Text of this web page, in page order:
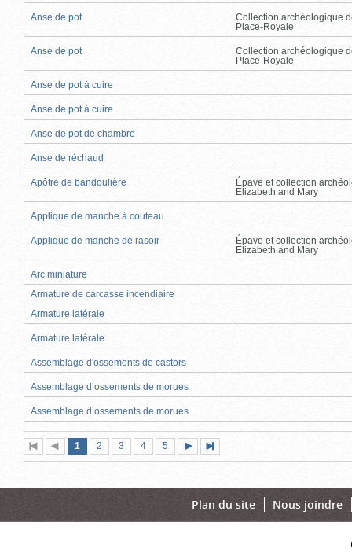
Anse de pot
Collection archéologique
Place-Royale
Anse de pot
Collection archéologique
Place-Royale
Anse de pot à cuire
Anse de pot à cuire
Anse de pot de chambre
Anse de réchaud
Apôtre de bandoulière
Épave et collection
Elizabeth and Mary
Applique de manche à couteau
Applique de manche de rasoir
Épave et collection
Elizabeth and Mary
Arc miniature
Armature de carcasse incendiaire
Armature latérale
Armature latérale
Assemblage d'ossements de castors
Assemblage d’ossements de morues
Assemblage d’ossements de morues
Première
page
Page
précédente
Page
1 (page
actuelle)
Page
2 Page
3 Page
4 Page
5
suivante
page
Plan du site Nous joindre